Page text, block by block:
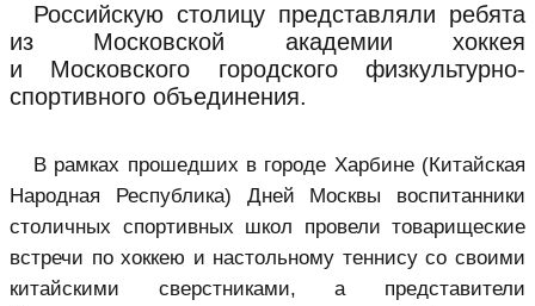
Российскую столицу представляли ребята
из Московской академии хоккея
и Московского городского физкультурно-
спортивного объединения.
В рамках прошедших в городе Харбине (Китайская
Народная Республика) Дней Москвы воспитанники
столичных спортивных школ провели товарищеские
встречи по хоккею и настольному теннису со своими
китайскими сверстниками, а представители